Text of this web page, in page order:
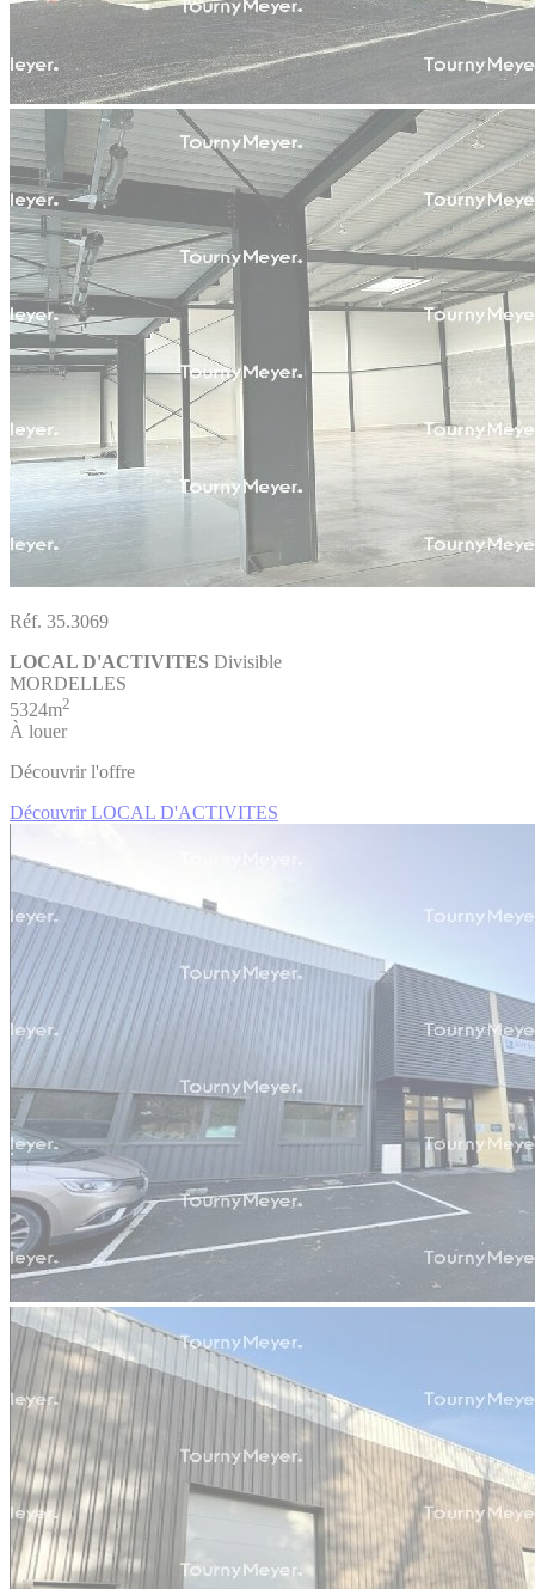
Réf. 35.3069
LOCAL D'ACTIVITES Divisible
MORDELLES
5324m2
À louer
Découvrir l'offre
Découvrir LOCAL D'ACTIVITES